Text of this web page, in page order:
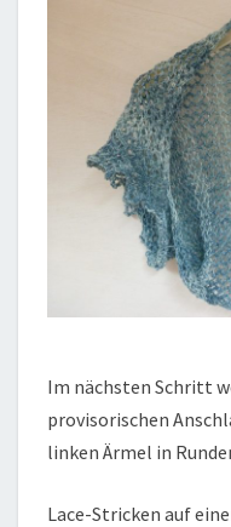
Im nächsten Schritt
provisorischen
linken Ärmel in
Lace-Stricken auf